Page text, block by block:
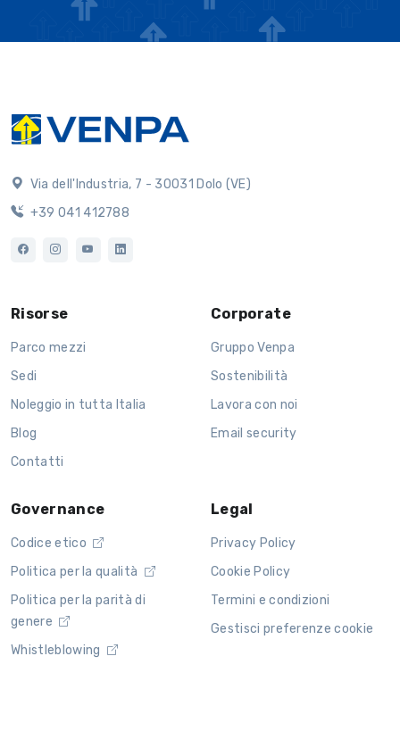
Via dell'Industria, 7 - 30031 Dolo (VE)
+39 041 412788
Risorse
Parco mezzi
Sedi
Noleggio in tutta Italia
Blog
Contatti
Corporate
Gruppo Venpa
Sostenibilità
Lavora con noi
Email security
Governance
Codice etico
Politica per la qualità
Politica per la parità di
genere
Whistleblowing
Legal
Privacy Policy
Cookie Policy
Termini e condizioni
Gestisci preferenze cookie